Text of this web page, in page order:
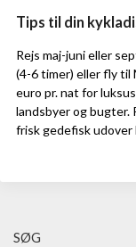
Tips til din
Rejs maj-juni eller
(4-6 timer) eller fly
euro pr. nat for
landsbyer og bugter.
frisk gedefisk udover
SØG